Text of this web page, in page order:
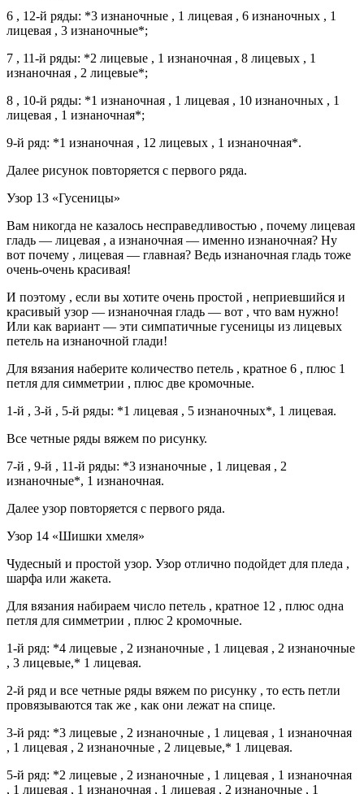
6 , 12-й ряды: *3 изнаночные , 1 лицевая , 6 изнаночных , 1
лицевая , 3 изнаночные*;
7 , 11-й ряды: *2 лицевые , 1 изнаночная , 8 лицевых , 1
изнаночная , 2 лицевые*;
8 , 10-й ряды: *1 изнаночная , 1 лицевая , 10 изнаночных , 1
лицевая , 1 изнаночная*;
9-й ряд: *1 изнаночная , 12 лицевых , 1 изнаночная*.
Далее рисунок повторяется с первого ряда.
Узор 13 «Гусеницы»
Вам никогда не казалось несправедливостью , почему лицевая
гладь — лицевая , а изнаночная — именно изнаночная? Ну
вот почему , лицевая — главная? Ведь изнаночная гладь тоже
очень-очень красивая!
И поэтому , если вы хотите очень простой , неприевшийся и
красивый узор — изнаночная гладь — вот , что вам нужно!
Или как вариант — эти симпатичные гусеницы из лицевых
петель на изнаночной глади!
Для вязания наберите количество петель , кратное 6 , плюс 1
петля для симметрии , плюс две кромочные.
1-й , 3-й , 5-й ряды: *1 лицевая , 5 изнаночных*, 1 лицевая.
Все четные ряды вяжем по рисунку.
7-й , 9-й , 11-й ряды: *3 изнаночные , 1 лицевая , 2
изнаночные*, 1 изнаночная.
Далее узор повторяется с первого ряда.
Узор 14 «Шишки хмеля»
Чудесный и простой узор. Узор отлично подойдет для пледа ,
шарфа или жакета.
Для вязания набираем число петель , кратное 12 , плюс одна
петля для симметрии , плюс 2 кромочные.
1-й ряд: *4 лицевые , 2 изнаночные , 1 лицевая , 2 изнаночные
, 3 лицевые,* 1 лицевая.
2-й ряд и все четные ряды вяжем по рисунку , то есть петли
провязываются так же , как они лежат на спице.
3-й ряд: *3 лицевые , 2 изнаночные , 1 лицевая , 1 изнаночная
, 1 лицевая , 2 изнаночные , 2 лицевые,* 1 лицевая.
5-й ряд: *2 лицевые , 2 изнаночные , 1 лицевая , 1 изнаночная
, 1 лицевая , 1 изнаночная , 1 лицевая , 2 изнаночные , 1